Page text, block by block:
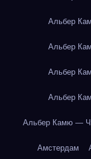
Альбер
Альбер
Альбер
Альбер
Альбер Камю —
Амстердам